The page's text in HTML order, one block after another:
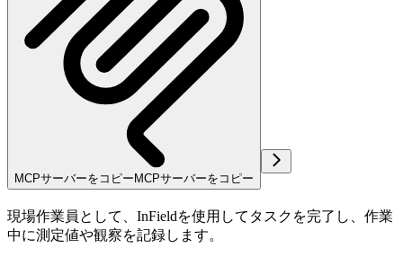
MCPサーバーをコピー MCPサーバーをコピー
現場作業員 として、InFieldを使用してタスクを完了し、作業
中に測定値や観察を記録します。